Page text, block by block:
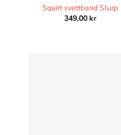
Squirt svettband Slurp
349,00kr